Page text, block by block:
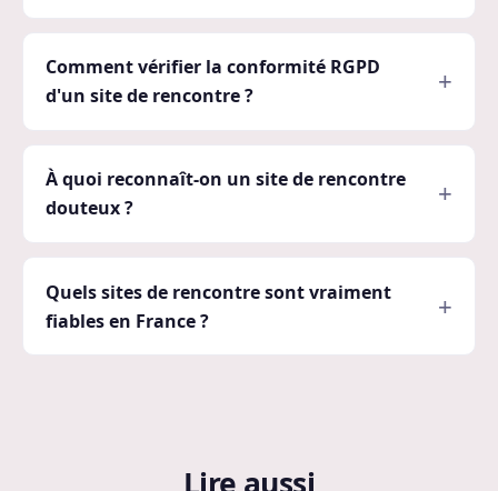
Comment vérifier la conformité RGPD
d'un site de rencontre ?
À quoi reconnaît-on un site de rencontre
douteux ?
Quels sites de rencontre sont vraiment
fiables en France ?